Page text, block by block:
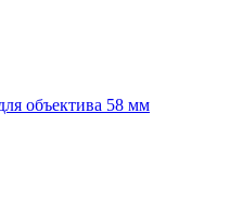
объектива 58 мм